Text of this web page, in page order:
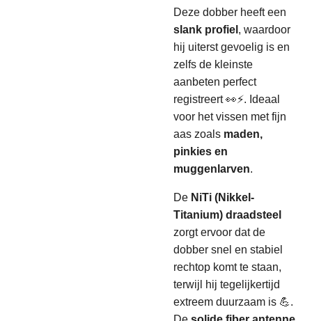
Deze dobber heeft een
slank profiel , waardoor
hij uiterst gevoelig is en
zelfs de kleinste
aanbeten perfect
registreert 👀⚡. Ideaal
voor het vissen met fijn
aas zoals maden,
pinkies en
muggenlarven.
De NiTi (Nikkel-
Titanium) draadsteel
zorgt ervoor dat de
dobber snel en stabiel
rechtop komt te staan,
terwijl hij tegelijkertijd
extreem duurzaam is 💪.